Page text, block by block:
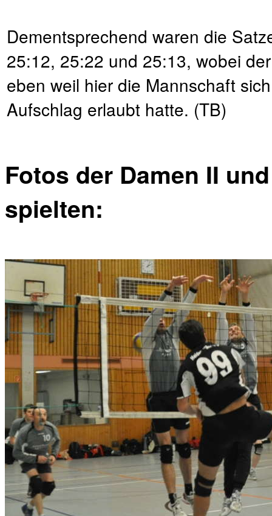
Dementsprechend waren die
25:12, 25:22 und 25:13, wobei
eben weil hier die Mannschaft
Aufschlag erlaubt hatte. (TB)
Fotos der Damen II
spielten: